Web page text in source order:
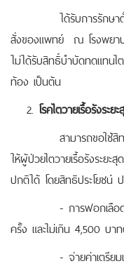
ได้รับการรักษาตั้งแต่
สั่งของแพทย์ ณ โรงพยาบ
ไม่ได้รับสิทธิ์บำบัดทดแทน
ท้อง เป็นต้น
โรคไตวายเรื้อรังระย
สามารถขอใช้สิทธิ์เข้
ให้ผู้ป่วยไตวายเรื้อรังระย
ปกติได้ โดยสิทธิประโยชน์
- การฟอกเลือดด้วย
ครั้ง และไม่เกิน 4,500 บ
- จ่ายค่าเตรียมเส้นเ